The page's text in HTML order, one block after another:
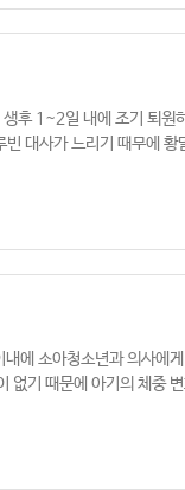
후 1~2일 내에 조기 퇴
대사가 느리기 때무에
에 소아청소년과 의사에
없기 때문에 아기의 체중